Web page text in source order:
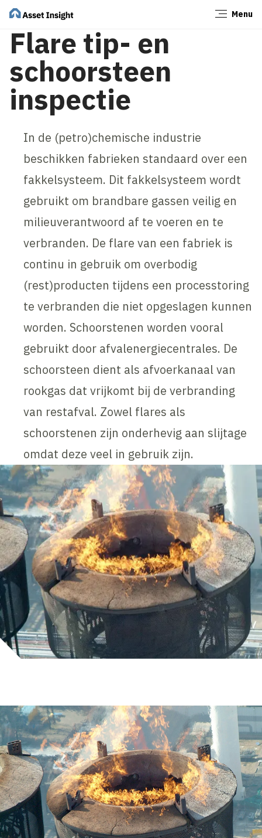
Menu
Flare tip- en
schoorsteen
inspectie
In de (petro)chemische industrie
beschikken fabrieken standaard over een
fakkelsysteem. Dit fakkelsysteem wordt
gebruikt om brandbare gassen veilig en
milieuverantwoord af te voeren en te
verbranden. De flare van een fabriek is
continu in gebruik om overbodig
(rest)producten tijdens een processtoring
te verbranden die niet opgeslagen kunnen
worden. Schoorstenen worden vooral
gebruikt door afvalenergiecentrales. De
schoorsteen dient als afvoerkanaal van
rookgas dat vrijkomt bij de verbranding
van restafval. Zowel flares als
schoorstenen zijn onderhevig aan slijtage
omdat deze veel in gebruik zijn.
Sluiten